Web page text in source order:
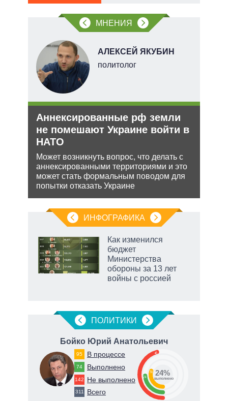
МНЕНИЯ
АЛЕКСЕЙ ЯКУБИН
политолог
Аннексированные рф земли
не помешают Украине войти в
НАТО
Может возникнуть вопрос, что делать с
аннексированными территориями и это
может стать формальным поводом для
попытки отказать Украине
ИНФОГРАФИКА
Как изменился
бюджет
Министерства
обороны за 13 лет
войны с россией
ПОЛИТИКИ
Бойко Юрий Анатольевич
95 В процессе
74 Выполнено
142 Не выполнено
311 Всего
46
24
30 24%
выполнено